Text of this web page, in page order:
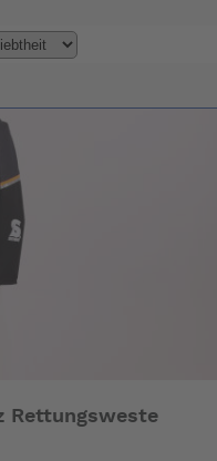
Rettungsweste